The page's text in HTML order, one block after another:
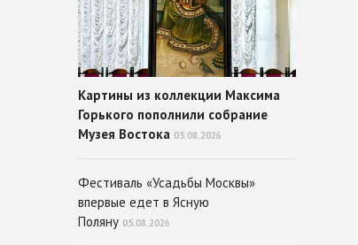
Картины из коллекции Максима
Горького пополнили собрание
Музея Востока 05.08.2026
Фестиваль «Усадьбы Москвы»
впервые едет в Ясную
Поляну 05.08.2026